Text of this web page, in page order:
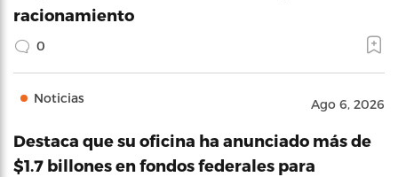
racionamiento
0
Noticias Ago 6, 2026
Destaca que su oficina ha anunciado más de
$1.7 billones en fondos federales para